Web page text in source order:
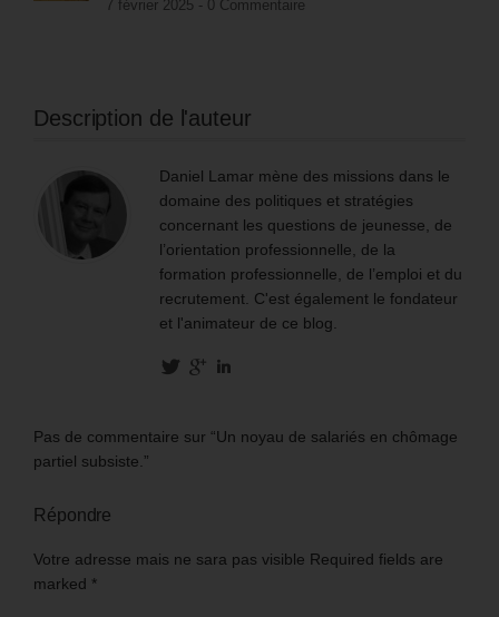
7 février 2025 - 0 Commentaire
Description de l'auteur
Daniel Lamar mène des missions dans le
domaine des politiques et stratégies
concernant les questions de jeunesse, de
l’orientation professionnelle, de la
formation professionnelle, de l’emploi et du
recrutement. C'est également le fondateur
et l'animateur de ce blog.
Pas de commentaire sur “Un noyau de salariés en chômage
partiel subsiste.”
Répondre
Votre adresse mais ne sara pas visible Required fields are
marked *